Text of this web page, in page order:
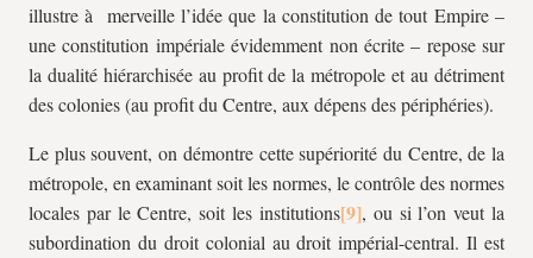
illustre à merveille l’idée que la constitution de tout Empire –
une constitution impériale évidemment non écrite – repose sur
la dualité hiérarchisée au profit de la métropole et au détriment
des colonies (au profit du Centre, aux dépens des périphéries).
Le plus souvent, on démontre cette supériorité du Centre, de la
métropole, en examinant soit les normes, le contrôle des normes
locales par le Centre, soit les institutions
, ou si l’on veut la
subordination du droit colonial au droit impérial-central. Il est